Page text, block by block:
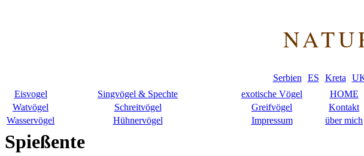
Serbien ES Kreta
Eisvogel
Singvögel & Spechte exotische Vögel
HOME
Watvögel
Schreitvögel Greifvögel
Kontakt
Wasservögel
Hühnervögel Impressum über mich
Spießente